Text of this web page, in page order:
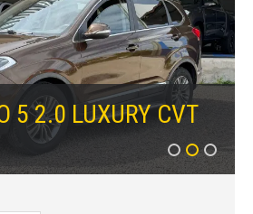
5 2.0 LUXURY CVT